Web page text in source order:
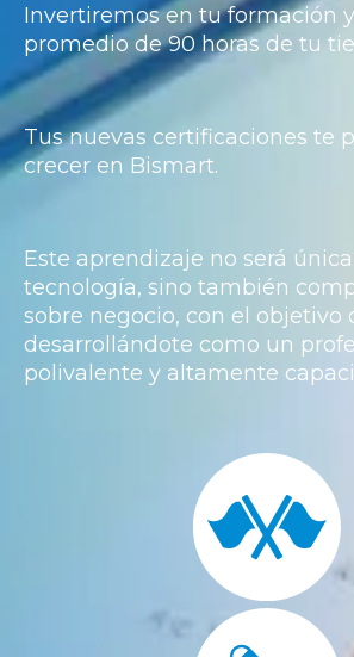
Invertiremos en tu formación
promedio de 90 horas de tu
Tus nuevas certificaciones te
crecer en Bismart.
Este aprendizaje no será
tecnología, sino también
sobre negocio, con el objetivo
desarrollándote como un
polivalente y altamente